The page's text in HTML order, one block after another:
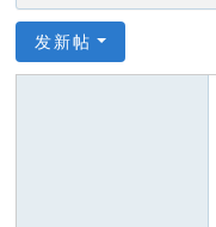
发新帖